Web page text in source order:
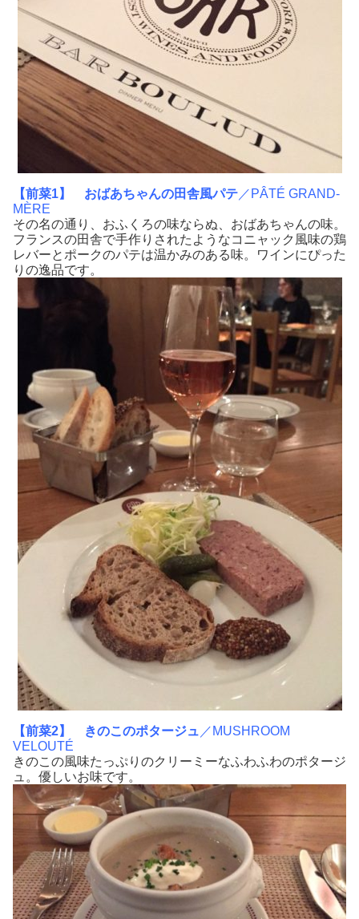
【前菜1】 おばあちゃんの田舎風パテ ／PÂTÉ GRAND-
MÈRE
その名の通り、おふくろの味ならぬ、おばあちゃんの味。
フランスの田舎で手作りされたようなコニャック風味の鶏
レバーとポークのパテは温かみのある味。ワインにぴった
りの逸品です。
【前菜2】 きのこのポタージュ ／MUSHROOM
VELOUTÉ
きのこの風味たっぷりのクリーミーなふわふわのポタージ
ュ。優しいお味です。